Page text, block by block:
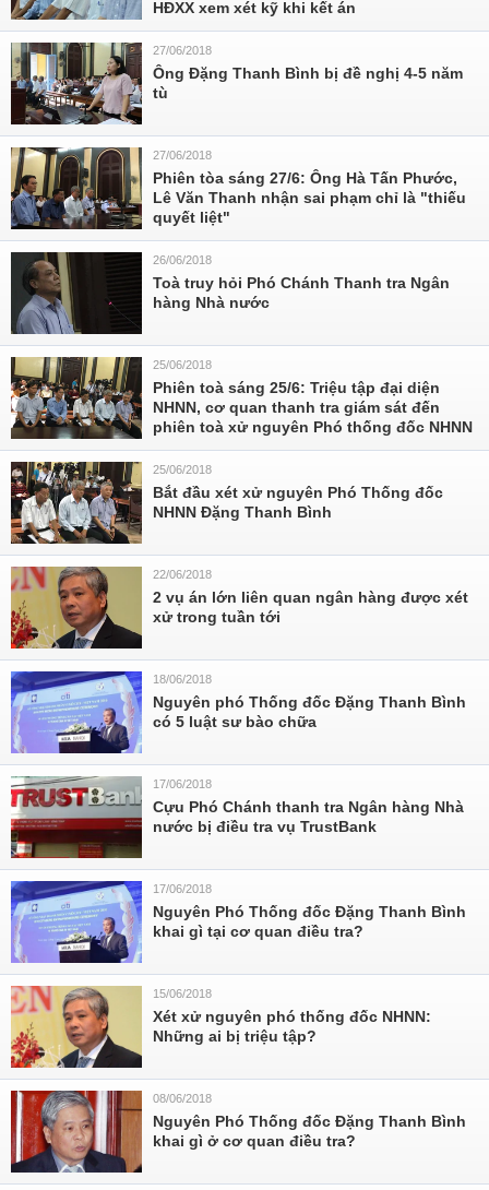
HĐXX xem xét kỹ khi kết án
27/06/2018
Ông Đặng Thanh Bình bị đề nghị 4-5 năm
tù
27/06/2018
Phiên tòa sáng 27/6: Ông Hà Tấn Phước,
Lê Văn Thanh nhận sai phạm chỉ là "thiếu
quyết liệt"
26/06/2018
Toà truy hỏi Phó Chánh Thanh tra Ngân
hàng Nhà nước
25/06/2018
Phiên toà sáng 25/6: Triệu tập đại diện
NHNN, cơ quan thanh tra giám sát đến
phiên toà xử nguyên Phó thống đốc NHNN
25/06/2018
Bắt đầu xét xử nguyên Phó Thống đốc
NHNN Đặng Thanh Bình
22/06/2018
2 vụ án lớn liên quan ngân hàng được xét
xử trong tuần tới
18/06/2018
Nguyên phó Thống đốc Đặng Thanh Bình
có 5 luật sư bào chữa
17/06/2018
Cựu Phó Chánh thanh tra Ngân hàng Nhà
nước bị điều tra vụ TrustBank
17/06/2018
Nguyên Phó Thống đốc Đặng Thanh Bình
khai gì tại cơ quan điều tra?
15/06/2018
Xét xử nguyên phó thống đốc NHNN:
Những ai bị triệu tập?
08/06/2018
Nguyên Phó Thống đốc Đặng Thanh Bình
khai gì ở cơ quan điều tra?